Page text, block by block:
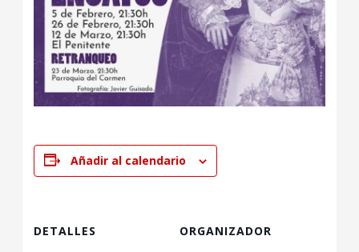
Añadir al calendario
DETALLES ORGANIZADOR